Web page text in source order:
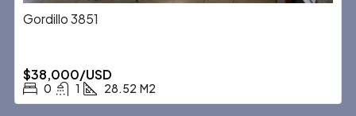
Gordillo 3851
$38,000/USD
0 1 28.52 M2